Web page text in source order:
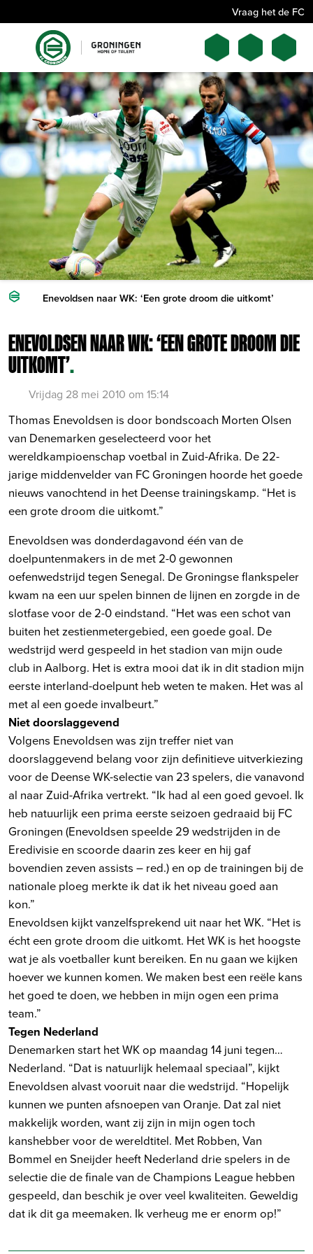
Vraag het de FC
Enevoldsen naar WK: ‘Een grote droom die uitkomt’
ENEVOLDSEN NAAR WK: ‘EEN GROTE DROOM DIE
UITKOMT’.
Vrijdag 28 mei 2010 om 15:14
Thomas Enevoldsen is door bondscoach Morten Olsen
van Denemarken geselecteerd voor het
wereldkampioenschap voetbal in Zuid-Afrika. De 22-
jarige middenvelder van FC Groningen hoorde het goede
nieuws vanochtend in het Deense trainingskamp. “Het is
een grote droom die uitkomt.”
Enevoldsen was donderdagavond één van de
doelpuntenmakers in de met 2-0 gewonnen
oefenwedstrijd tegen Senegal. De Groningse flankspeler
kwam na een uur spelen binnen de lijnen en zorgde in de
slotfase voor de 2-0 eindstand. “Het was een schot van
buiten het zestienmetergebied, een goede goal. De
wedstrijd werd gespeeld in het stadion van mijn oude
club in Aalborg. Het is extra mooi dat ik in dit stadion mijn
eerste interland-doelpunt heb weten te maken. Het was al
met al een goede invalbeurt.”
Niet doorslaggevend
Volgens Enevoldsen was zijn treffer niet van
doorslaggevend belang voor zijn definitieve uitverkiezing
voor de Deense WK-selectie van 23 spelers, die vanavond
al naar Zuid-Afrika vertrekt. “Ik had al een goed gevoel. Ik
heb natuurlijk een prima eerste seizoen gedraaid bij FC
Groningen (Enevoldsen speelde 29 wedstrijden in de
Eredivisie en scoorde daarin zes keer en hij gaf
bovendien zeven assists – red.) en op de trainingen bij de
nationale ploeg merkte ik dat ik het niveau goed aan
kon.”
Enevoldsen kijkt vanzelfsprekend uit naar het WK. “Het is
écht een grote droom die uitkomt. Het WK is het hoogste
wat je als voetballer kunt bereiken. En nu gaan we kijken
hoever we kunnen komen. We maken best een reële kans
het goed te doen, we hebben in mijn ogen een prima
team.”
Tegen Nederland
Denemarken start het WK op maandag 14 juni tegen…
Nederland. “Dat is natuurlijk helemaal speciaal”, kijkt
Enevoldsen alvast vooruit naar die wedstrijd. “Hopelijk
kunnen we punten afsnoepen van Oranje. Dat zal niet
makkelijk worden, want zij zijn in mijn ogen toch
kanshebber voor de wereldtitel. Met Robben, Van
Bommel en Sneijder heeft Nederland drie spelers in de
selectie die de finale van de Champions League hebben
gespeeld, dan beschik je over veel kwaliteiten. Geweldig
dat ik dit ga meemaken. Ik verheug me er enorm op!”